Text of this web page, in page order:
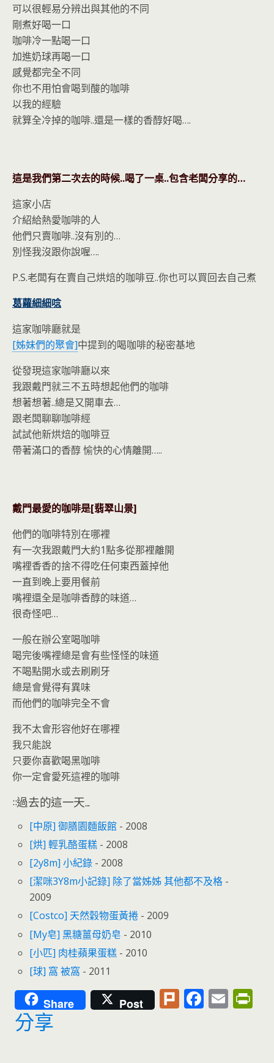
可以很輕易分辨出與其他的不同
剛煮好喝一口
咖啡冷一點喝一口
加進奶球再喝一口
感覺都完全不同
你也不用怕會喝到酸的咖啡
以我的經驗
就算全冷掉的咖啡..還是一樣的香醇好喝….
這是我們第二次去的時候..喝了一桌..包含老闆分享的…
這家小店
介紹給熱愛咖啡的人
他們只賣咖啡..沒有別的…
別怪我沒跟你說喔….
P.S.老闆有在賣自己烘焙的咖啡豆..你也可以買回去自己煮
葛蘿細細唸
這家咖啡廳就是
[姊妹們的聚會]中提到的喝咖啡的秘密基地
從發現這家咖啡廳以來
我跟戴門就三不五時想起他們的咖啡
想著想著..總是又開車去…
跟老闆聊聊咖啡經
試試他新烘焙的咖啡豆
帶著滿口的香醇 愉快的心情離開…..
戴門最愛的咖啡是[翡翠山景]
他們的咖啡特別在哪裡
有一次我跟戴門大約1點多從那裡離開
嘴裡香香的捨不得吃任何東西蓋掉他
一直到晚上要用餐前
嘴裡還全是咖啡香醇的味道…
很奇怪吧…
一般在辦公室喝咖啡
喝完後嘴裡總是會有些怪怪的味道
不喝點開水或去刷刷牙
總是會覺得有異味
而他們的咖啡完全不會
我不太會形容他好在哪裡
我只能說
只要你喜歡喝黑咖啡
你一定會愛死這裡的咖啡
::過去的這一天...
[中原] 御膳園麵飯館 - 2008
[烘] 輕乳酪蛋糕 - 2008
[2y8m] 小紀錄 - 2008
[潔咪3Y8m小記錄] 除了當姊姊 其他都不及格 -
2009
[Costco] 天然穀物蛋黃捲 - 2009
[My皂] 黑糖薑母奶皂 - 2010
[小匹] 肉桂蘋果蛋糕 - 2010
[球] 窩 被窩 - 2011
Share Post Pl F E
分享